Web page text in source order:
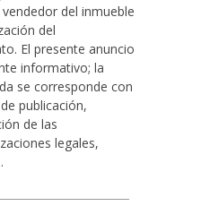
del inmueble
del
El presente anuncio
informativo; la
se corresponde con
publicación,
de las
legales,